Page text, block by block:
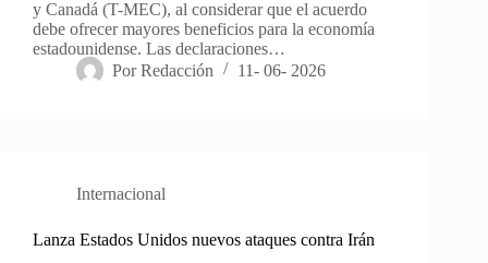
y Canadá (T-MEC), al considerar que el acuerdo
debe ofrecer mayores beneficios para la economía
estadounidense. Las declaraciones…
Por Redacción 11- 06- 2026
Internacional
Lanza Estados Unidos nuevos ataques contra Irán